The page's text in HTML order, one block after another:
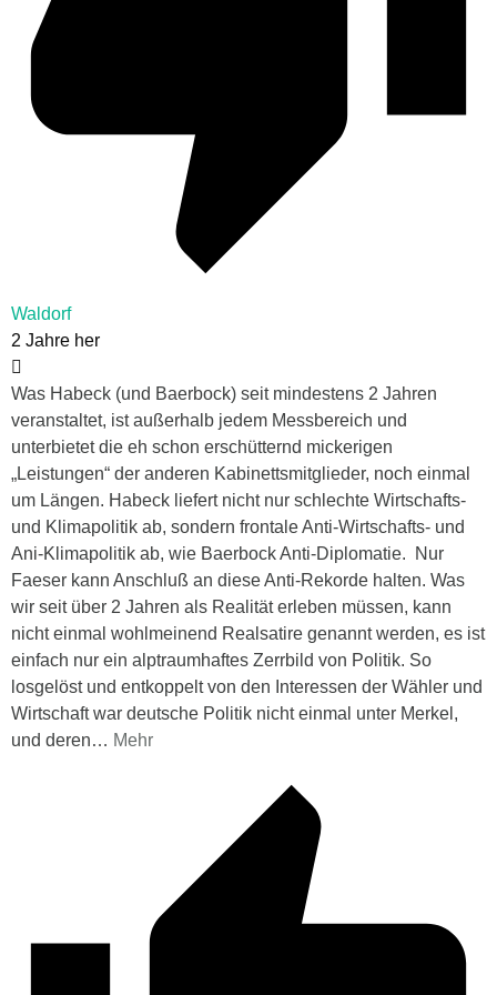
Waldorf
2 Jahre her
Was Habeck (und Baerbock) seit mindestens 2 Jahren
veranstaltet, ist außerhalb jedem Messbereich und
unterbietet die eh schon erschütternd mickerigen
„Leistungen“ der anderen Kabinettsmitglieder, noch einmal
um Längen. Habeck liefert nicht nur schlechte Wirtschafts-
und Klimapolitik ab, sondern frontale Anti-Wirtschafts- und
Ani-Klimapolitik ab, wie Baerbock Anti-Diplomatie. Nur
Faeser kann Anschluß an diese Anti-Rekorde halten. Was
wir seit über 2 Jahren als Realität erleben müssen, kann
nicht einmal wohlmeinend Realsatire genannt werden, es ist
einfach nur ein alptraumhaftes Zerrbild von Politik. So
losgelöst und entkoppelt von den Interessen der Wähler und
Wirtschaft war deutsche Politik nicht einmal unter Merkel,
und deren… Mehr